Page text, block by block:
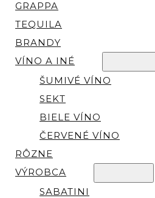
GRAPPA
TEQUILA
BRANDY
VÍNO A INÉ
ŠUMIVÉ VÍNO
SEKT
BIELE VÍNO
ČERVENÉ VÍNO
RÔZNE
VÝROBCA
SABATINI